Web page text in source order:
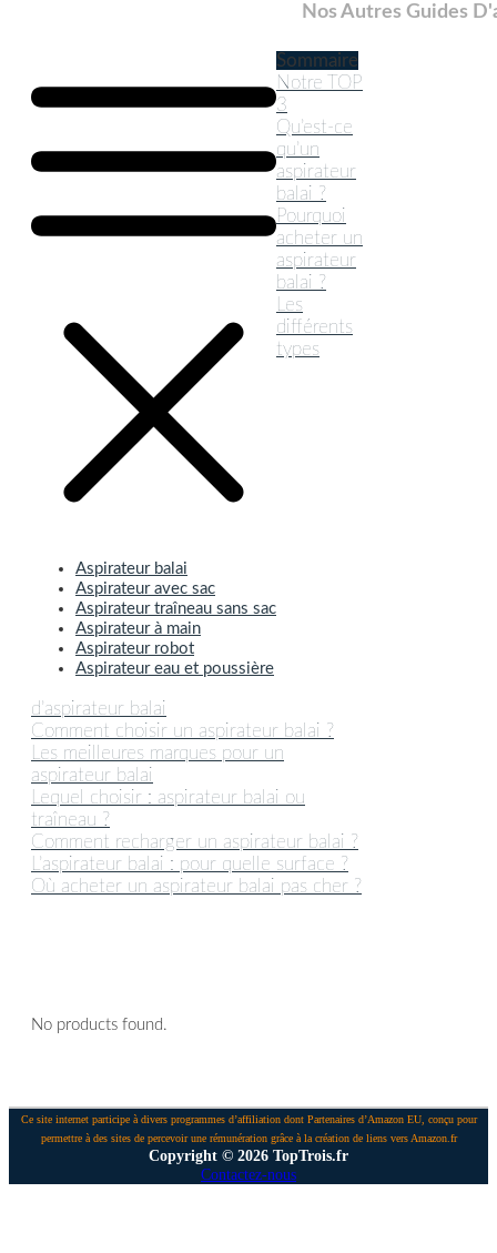
Nos Autres Guides
Aspirateur balai
Aspirateur avec sac
Aspirateur traîneau sans sac
Aspirateur à main
Aspirateur robot
Aspirateur eau et poussière
Sommaire
Notre TOP
3
Qu’est-ce
qu’un
aspirateur
balai ?
Pourquoi
acheter un
aspirateur
balai ?
Les
différents
types
d’aspirateur balai
Comment choisir un aspirateur balai ?
Les meilleures marques pour un
aspirateur balai
Lequel choisir : aspirateur balai ou
traîneau ?
Comment recharger un aspirateur balai ?
L’aspirateur balai : pour quelle surface ?
Où acheter un aspirateur balai pas cher ?
No products found.
Ce site internet participe à divers programmes d’affiliation dont Partenaires d’Amazon EU, conçu pour
permettre à des sites de percevoir une rémunération grâce à la création de liens vers Amazon.fr
Copyright © 2026 TopTrois.fr
Contactez-nous